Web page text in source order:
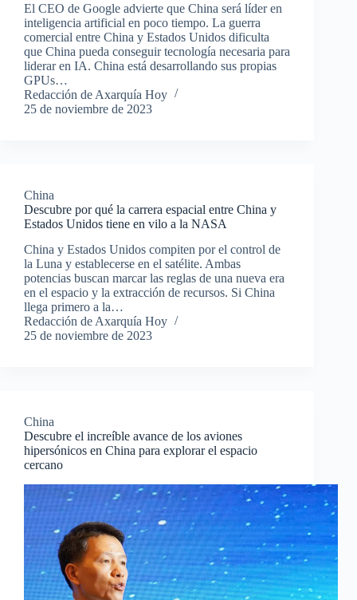
El CEO de Google advierte que China será líder en
inteligencia artificial en poco tiempo. La guerra
comercial entre China y Estados Unidos dificulta
que China pueda conseguir tecnología necesaria para
liderar en IA. China está desarrollando sus propias
GPUs…
Redacción de Axarquía Hoy
25 de noviembre de 2023
China
Descubre por qué la carrera espacial entre China y
Estados Unidos tiene en vilo a la NASA
China y Estados Unidos compiten por el control de
la Luna y establecerse en el satélite. Ambas
potencias buscan marcar las reglas de una nueva era
en el espacio y la extracción de recursos. Si China
llega primero a la…
Redacción de Axarquía Hoy
25 de noviembre de 2023
China
Descubre el increíble avance de los aviones
hipersónicos en China para explorar el espacio
cercano